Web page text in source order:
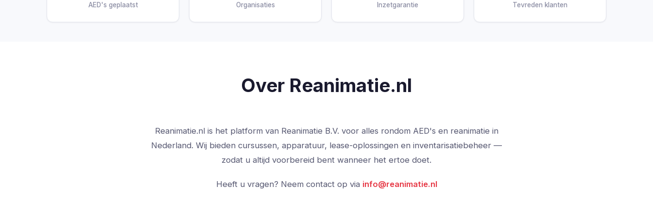
AED's geplaatst Organisaties Inzetgarantie Tevreden klanten
Over Reanimatie.nl
Reanimatie.nl is het platform van Reanimatie B.V. voor alles rondom AED's en reanimatie in
Nederland. Wij bieden cursussen, apparatuur, lease-oplossingen en inventarisatiebeheer —
zodat u altijd voorbereid bent wanneer het ertoe doet.
Heeft u vragen? Neem contact op via info@reanimatie.nl